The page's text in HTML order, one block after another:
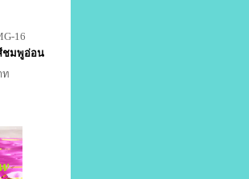
16
ชมพูอ่อน
ท